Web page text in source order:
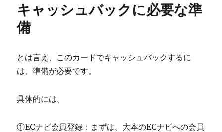
キャッシュバックに必要な準
備
とは言え、このカードでキャッシュバックするに
は、準備が必要です。
具体的には、
①ECナビ会員登録：まずは、大本のECナビへの会員